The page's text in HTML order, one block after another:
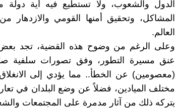
الدول والشعوب، ولا تستطيع فيه أية
المشاكل، وتحقيق أمنها القومي والازدهار
العالم.
وعلى الرغم من وضوح هذه القضية، تجد بعض
عنق مسيرة التطور، وفق تصورات سلفية
(معصومين) عن الخطأ.. مما يؤدي إلى الانغلاق
مختلف الميادين، فضلاً عن وضع البلدان في
يتركه ذلك من آثار مدمرة على المجتمعات